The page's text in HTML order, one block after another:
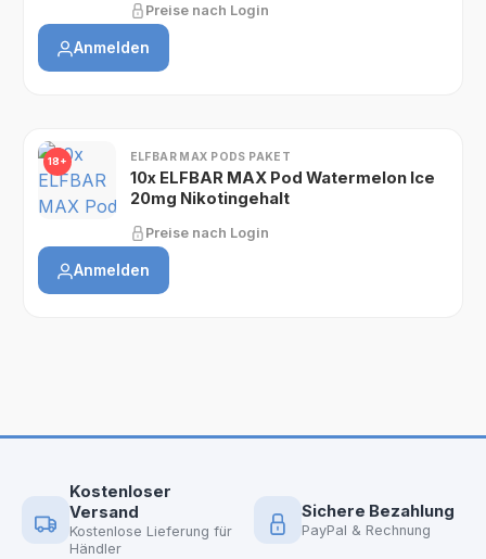
Preise nach Login
Anmelden
18+ ELFBAR MAX PODS PAKET
10x ELFBAR MAX Pod Watermelon Ice
20mg Nikotingehalt
Preise nach Login
Anmelden
Kostenloser
Versand
Kostenlose Lieferung für
Händler
Sichere Bezahlung
PayPal & Rechnung